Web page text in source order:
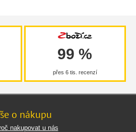
99 %
přes 6 tis. recenzí
o nákupu
nakupovat u nás